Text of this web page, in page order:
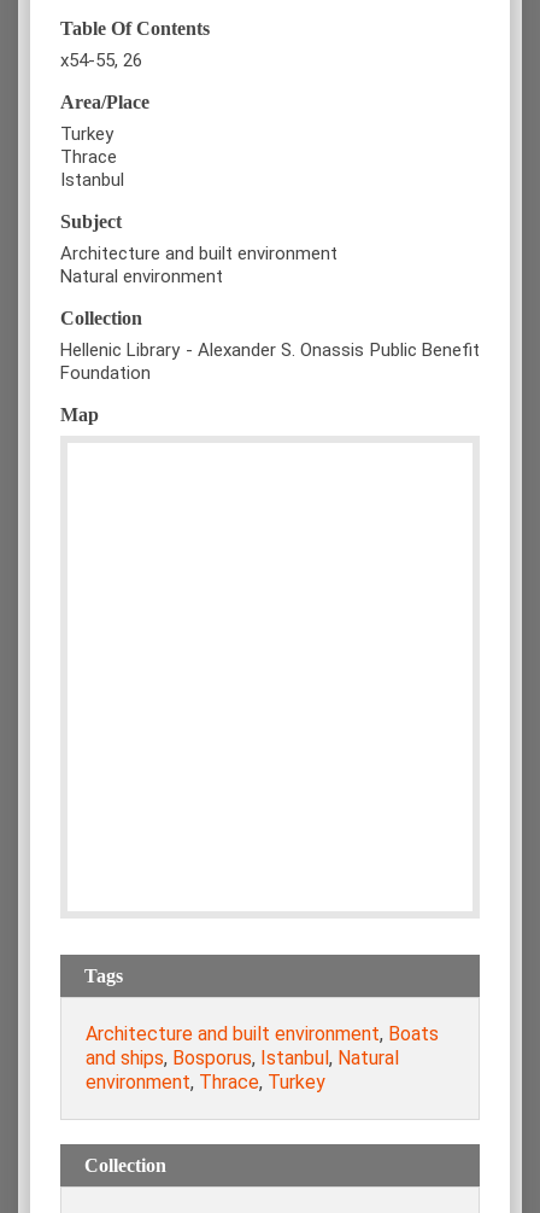
Table Of Contents
x54-55, 26
Area/Place
Turkey
Thrace
Istanbul
Subject
Architecture and built environment
Natural environment
Collection
Hellenic Library - Alexander S. Onassis Public Benefit
Foundation
Map
Tags
Architecture and built environment, Boats
and ships, Bosporus, Istanbul , Natural
environment, Thrace, Turkey
Collection